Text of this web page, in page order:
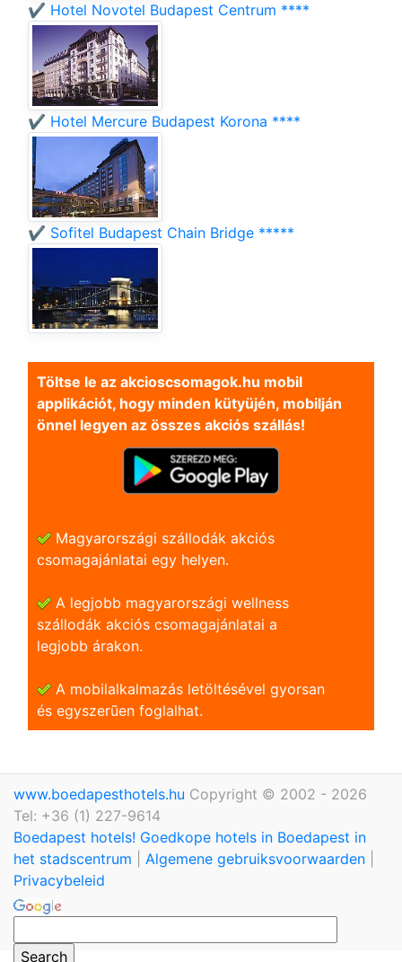
✔️ Hotel Novotel Budapest Centrum ****
✔️ Hotel Mercure Budapest Korona ****
✔️ Sofitel Budapest Chain Bridge *****
Töltse le az akcioscsomagok.hu mobil
applikációt, hogy minden kütyüjén, mobilján
önnel legyen az összes akciós szállás!
Magyarországi szállodák akciós
csomagajánlatai egy helyen.
A legjobb magyarországi wellness
szállodák akciós csomagajánlatai a
legjobb árakon.
A mobilalkalmazás letöltésével gyorsan
és egyszerũen foglalhat.
www.boedapesthotels.hu Copyright © 2002 - 2026
Tel: +36 (1) 227-9614
Boedapest hotels! Goedkope hotels in Boedapest in
het stadscentrum
Algemene gebruiksvoorwaarden
Privacybeleid